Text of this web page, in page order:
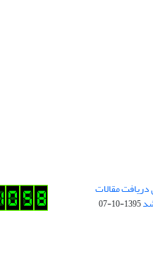
مقالات
1395-10-07